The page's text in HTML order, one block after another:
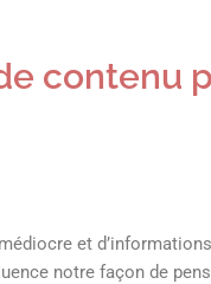
contenu
et
notre façon de